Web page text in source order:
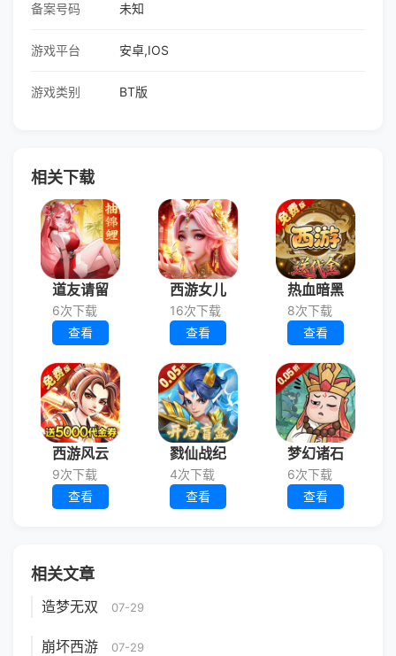
备案号码 未知
游戏平台 安卓,IOS
游戏类别 BT版
相关下载
道友请留
6次下载
查看
西游女儿
16次下载
查看
热血暗黑
8次下载
查看
西游风云
9次下载
查看
戮仙战纪
4次下载
查看
梦幻诸石
6次下载
查看
相关文章
造梦无双 07-29
崩坏西游 07-29